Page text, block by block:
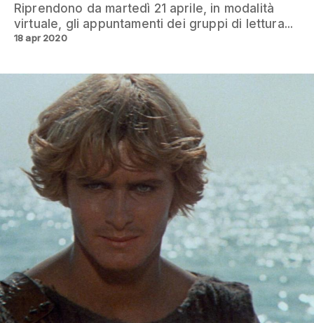
Riprendono da martedì 21 aprile, in modalità
virtuale, gli appuntamenti dei gruppi di lettura...
18 apr 2020